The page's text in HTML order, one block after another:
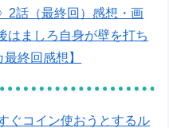
2話（最終回）感想・画
はましろ自身が壁を打ち
終回感想】
ぐコイン使おうとするル